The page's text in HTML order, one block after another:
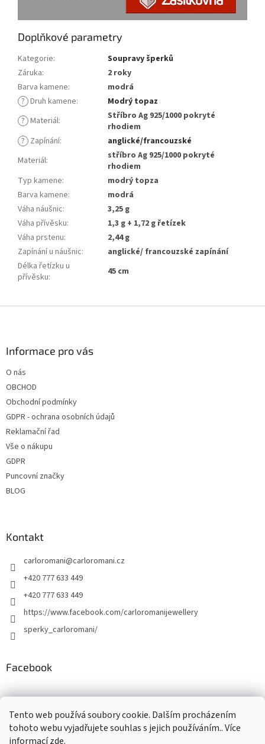
Tento web používá soubory cookie. Dalším procházením
tohoto webu vyjadřujete souhlas s jejich používáním.. Více
informacízde.
Doplňkové parametry
Kategorie:
Soupravy šperků
Záruka:
2 roky
Barva kamene:
modrá
? Druh kamene:
Modrý topaz
? Materiál:
Stříbro Ag 925/1000 pokryté
rhodiem
? Zapínání:
anglické/francouzské
Materiál:
stříbro Ag 925/1000 pokryté
rhodiem
Typ kamene:
modrý topza
Barva kamene:
modrá
Váha náušnic:
3,25 g
Váha přívěsku:
1,3 g + 1,72 g řetízek
Váha prstenu:
2,44 g
Zapínání u náušnic:
anglické/ francouzské zapínání
Délka řetízku u
přívěsku: 45 cm
Informace pro vás
O nás
OBCHOD
Obchodní podmínky
GDPR - ochrana osobních údajů
Reklamační řad
Vše o nákupu
GDPR
Puncovní značky
BLOG
Kontakt
carloromani@carloromani.cz
+420 777 633 449
+420 777 633 449
https://www.facebook.com/carloromanijewellery
sperky_carloromani/
Facebook
Instagram